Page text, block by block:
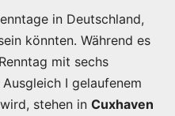
in Deutschland,
könnten. Während es
mit sechs
I gelaufenem
stehen in Cuxhaven